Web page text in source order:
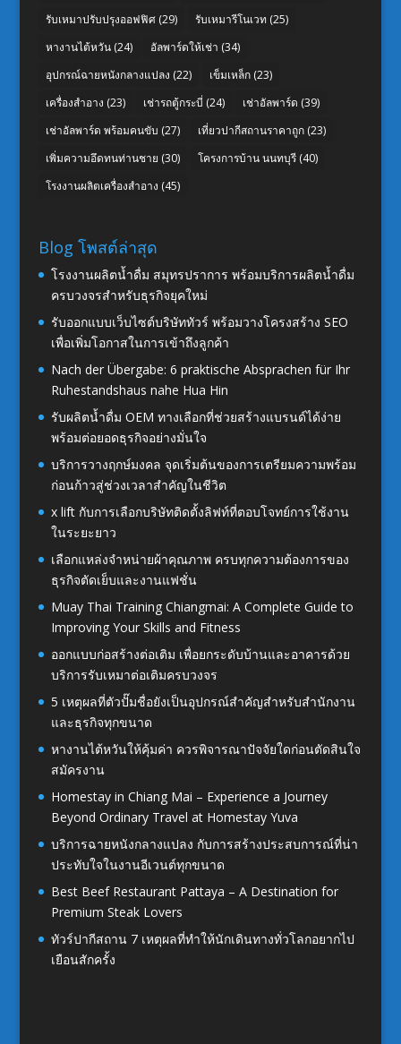
รับเหมาปรับปรุงออฟฟิศ(29) รับเหมารีโนเวท (25)
หางานไต้หวัน(24) อัลพาร์ดให้เช่า (34)
อุปกรณ์ฉายหนังกลางแปลง (22) เข็มเหล็ก(23)
เครื่องสำอาง (23) เช่ารถตู้กระบี่ (24) เช่าอัลพาร์ด (39)
เช่าอัลพาร์ด พร้อมคนขับ (27) เที่ยวปากีสถานราคาถูก(23)
เพิ่มความอึดทนท่านชาย (30) โครงการบ้าน นนทบุรี(40)
โรงงานผลิตเครื่องสำอาง (45)
Blog โพสต์ล่าสุด
โรงงานผลิตน้ำดื่ม สมุทรปราการ พร้อมบริการผลิตน้ำดื่ม
ครบวงจรสำหรับธุรกิจยุคใหม่
รับออกแบบเว็บไซต์บริษัททัวร์ พร้อมวางโครงสร้าง SEO
เพื่อเพิ่มโอกาสในการเข้าถึงลูกค้า
Nach der Übergabe: 6 praktische Absprachen für Ihr
Ruhestandshaus nahe Hua Hin
รับผลิตน้ำดื่ม OEM ทางเลือกที่ช่วยสร้างแบรนด์ได้ง่าย
พร้อมต่อยอดธุรกิจอย่างมั่นใจ
บริการวางฤกษ์มงคล จุดเริ่มต้นของการเตรียมความพร้อม
ก่อนก้าวสู่ช่วงเวลาสำคัญในชีวิต
x lift กับการเลือกบริษัทติดตั้งลิฟท์ที่ตอบโจทย์การใช้งาน
ในระยะยาว
เลือกแหล่งจำหน่ายผ้าคุณภาพ ครบทุกความต้องการของ
ธุรกิจตัดเย็บและงานแฟชั่น
Muay Thai Training Chiangmai: A Complete Guide to
Improving Your Skills and Fitness
ออกแบบก่อสร้างต่อเติม เพื่อยกระดับบ้านและอาคารด้วย
บริการรับเหมาต่อเติมครบวงจร
5 เหตุผลที่ตัวปั๊มชื่อยังเป็นอุปกรณ์สำคัญสำหรับสำนักงาน
และธุรกิจทุกขนาด
หางานไต้หวันให้คุ้มค่า ควรพิจารณาปัจจัยใดก่อนตัดสินใจ
สมัครงาน
Homestay in Chiang Mai – Experience a Journey
Beyond Ordinary Travel at Homestay Yuva
บริการฉายหนังกลางแปลง กับการสร้างประสบการณ์ที่น่า
ประทับใจในงานอีเวนต์ทุกขนาด
Best Beef Restaurant Pattaya – A Destination for
Premium Steak Lovers
ทัวร์ปากีสถาน 7 เหตุผลที่ทำให้นักเดินทางทั่วโลกอยากไป
เยือนสักครั้ง